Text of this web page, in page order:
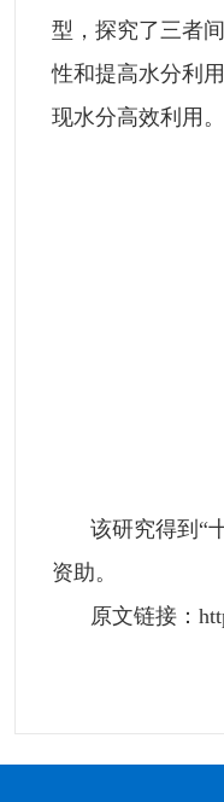
型，探究了三者
性和提高水分利
现水分高效利用
该研究得到“
资助。
原文链接：